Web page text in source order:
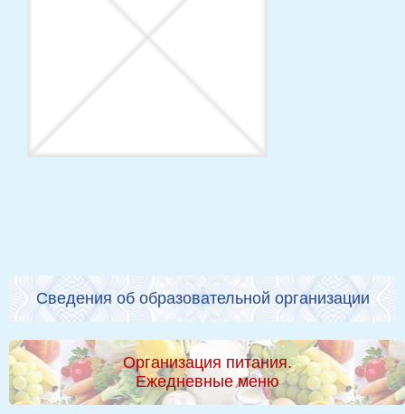
Сведения об образовательной организации
Организация питания.
Ежедневные меню